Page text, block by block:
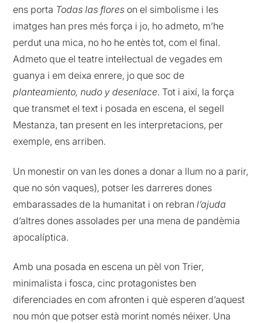
ens porta Todas las flores on el simbolisme i les
imatges han pres més força i jo, ho admeto, m’he
perdut una mica, no ho he entès tot, com el final.
Admeto que el teatre intel·lectual de vegades em
guanya i em deixa enrere, jo que soc de
planteamiento, nudo y desenlace. Tot i així, la força
que transmet el text i posada en escena, el segell
Mestanza, tan present en les interpretacions, per
exemple, ens arriben.
Un monestir on van les dones a donar a llum no a parir,
que no són vaques), potser les darreres dones
embarassades de la humanitat i on rebranl’ajuda
d’altres dones assolades per una mena de pandèmia
apocalíptica.
Amb una posada en escena un pèl von Trier,
minimalista i fosca, cinc protagonistes ben
diferenciades en com afronten i què esperen d’aquest
nou món que potser està morint només néixer. Una